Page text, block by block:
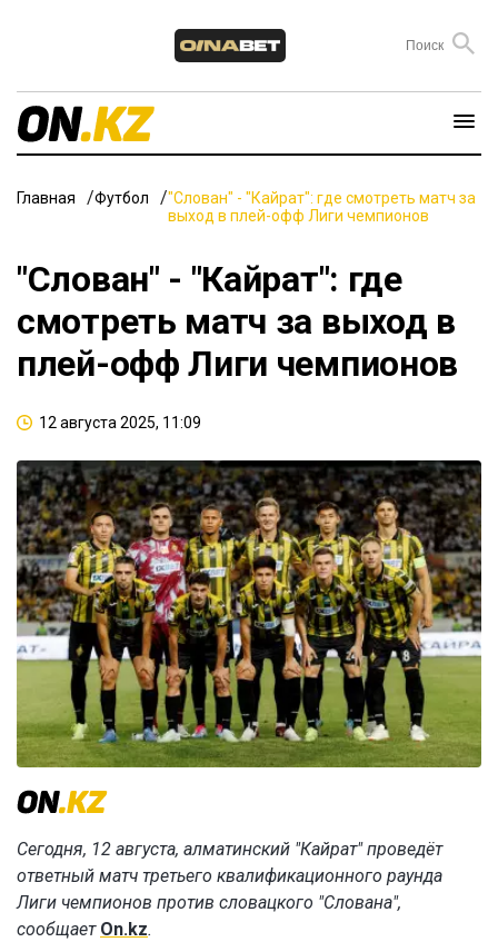
Главная Футбол
"Слован" - "Кайрат": где смотреть матч за
выход в плей-офф Лиги чемпионов
"Слован" - "Кайрат": где
смотреть матч за выход в
плей-офф Лиги чемпионов
12 августа 2025, 11:09
Сегодня, 12 августа, алматинский "Кайрат" проведёт
ответный матч третьего квалификационного раунда
Лиги чемпионов против словацкого "Слована",
сообщает On.kz.